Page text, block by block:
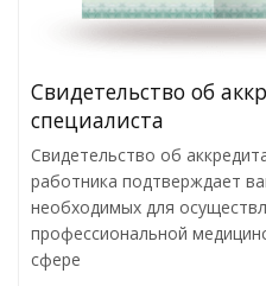
Свидетельство об
специалиста
Свидетельство об
работника подтверждает
необходимых для
профессиональной
сфере